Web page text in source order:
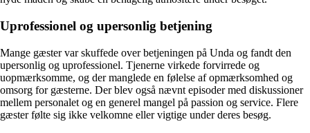
Uprofessionel og upersonlig betjening
Mange gæster var skuffede over betjeningen på Unda og fandt den
upersonlig og uprofessionel. Tjenerne virkede forvirrede og
uopmærksomme, og der manglede en følelse af opmærksomhed og
omsorg for gæsterne. Der blev også nævnt episoder med diskussioner
mellem personalet og en generel mangel på passion og service. Flere
gæster følte sig ikke velkomne eller vigtige under deres besøg.